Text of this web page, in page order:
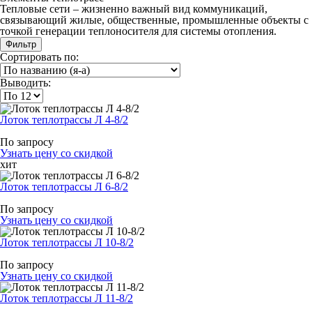
Тепловые сети – жизненно важный вид коммуникаций,
связывающий жилые, общественные, промышленные объекты с
точкой генерации теплоносителя для системы отопления.
Фильтр
Сортировать по:
Выводить:
Лоток теплотрассы Л 4-8/2
По запросу
Узнать цену со скидкой
хит
Лоток теплотрассы Л 6-8/2
По запросу
Узнать цену со скидкой
Лоток теплотрассы Л 10-8/2
По запросу
Узнать цену со скидкой
Лоток теплотрассы Л 11-8/2